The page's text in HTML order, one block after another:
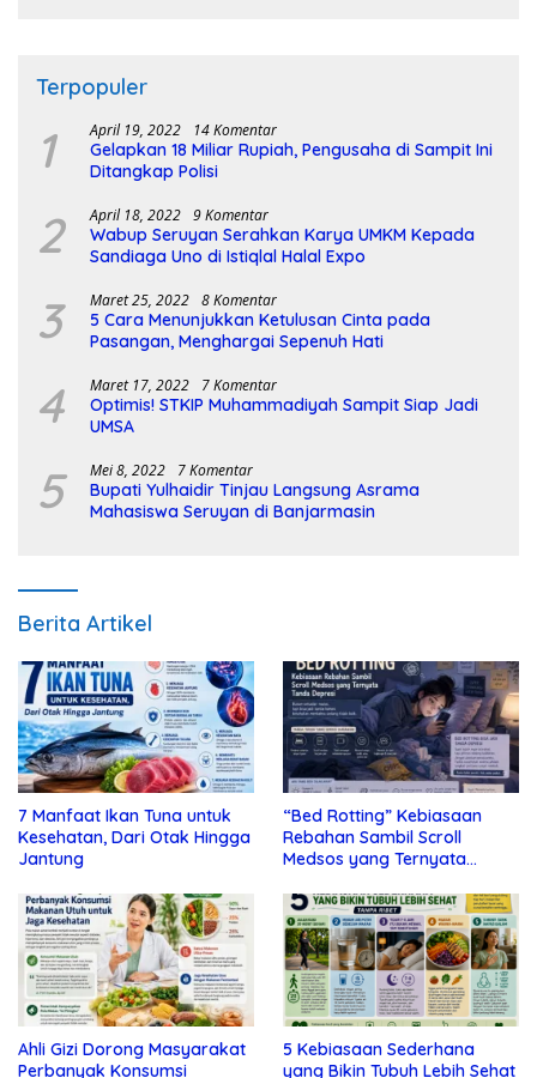
Terpopuler
1 April 19, 2022 14 Komentar
Gelapkan 18 Miliar Rupiah, Pengusaha di Sampit Ini
Ditangkap Polisi
2 April 18, 2022 9 Komentar
Wabup Seruyan Serahkan Karya UMKM Kepada
Sandiaga Uno di Istiqlal Halal Expo
3 Maret 25, 2022 8 Komentar
5 Cara Menunjukkan Ketulusan Cinta pada
Pasangan, Menghargai Sepenuh Hati
4 Maret 17, 2022 7 Komentar
Optimis! STKIP Muhammadiyah Sampit Siap Jadi
UMSA
5 Mei 8, 2022 7 Komentar
Bupati Yulhaidir Tinjau Langsung Asrama
Mahasiswa Seruyan di Banjarmasin
Berita Artikel
7 Manfaat Ikan Tuna untuk
Kesehatan, Dari Otak Hingga
Jantung
“Bed Rotting” Kebiasaan
Rebahan Sambil Scroll
Medsos yang Ternyata
Ahli Gizi Dorong Masyarakat
Perbanyak Konsumsi
5 Kebiasaan Sederhana
yang Bikin Tubuh Lebih Sehat